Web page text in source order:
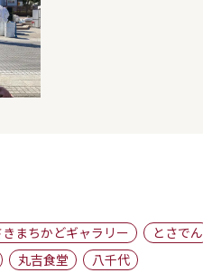
まちかどギャラリー とさでん
丸吉食堂
八千代